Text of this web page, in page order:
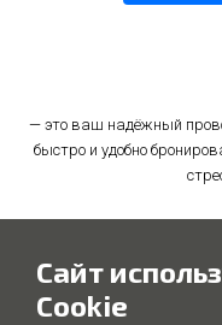
— это ваш надёжный
быстро и удобно
Политика
Сайт
Cookie